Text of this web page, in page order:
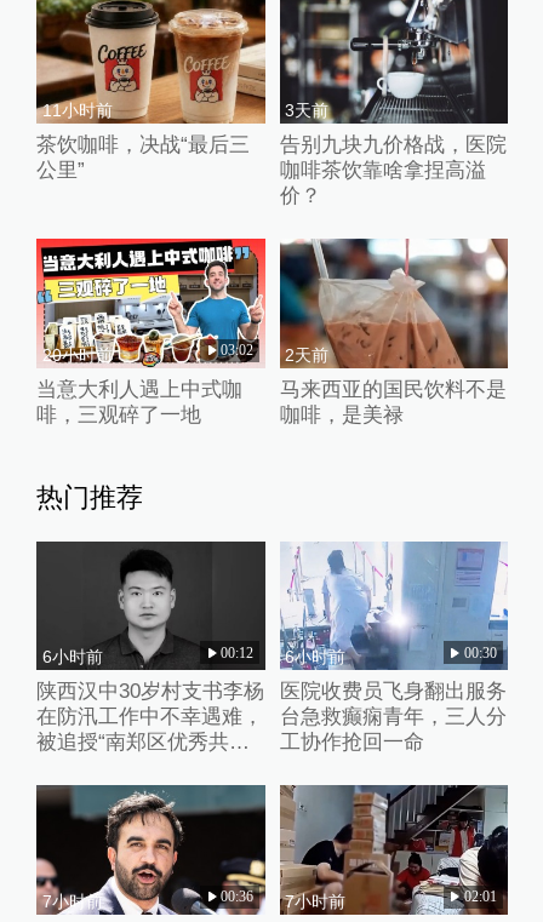
11小时前
茶饮咖啡，决战“最后三
公里”
3天前
告别九块九价格战，医院
咖啡茶饮靠啥拿捏高溢
价？
20小时前 03:02
当意大利人遇上中式咖
啡，三观碎了一地
2天前
马来西亚的国民饮料不是
咖啡，是美禄
热门推荐
6小时前 00:12
陕西汉中30岁村支书李杨
在防汛工作中不幸遇难，
被追授“南郑区优秀共产
6小时前 00:30
医院收费员飞身翻出服务
台急救癫痫青年，三人分
工协作抢回一命
7小时前 00:36 7小时前 02:01